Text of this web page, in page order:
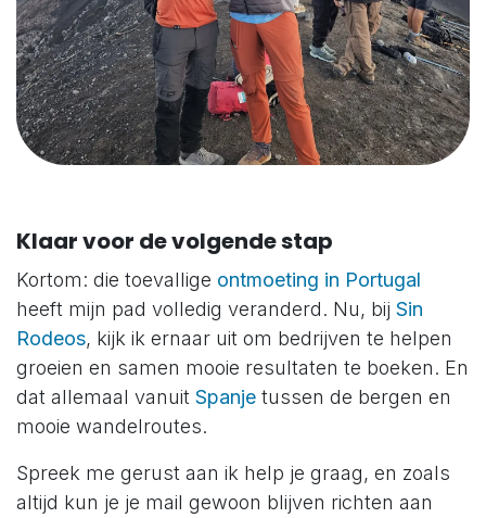
Klaar voor de volgende stap
Kortom: die toevallige ontmoeting in Portugal
heeft mijn pad volledig veranderd. Nu, bij Sin
Rodeos, kijk ik ernaar uit om bedrijven te helpen
groeien en samen mooie resultaten te boeken. En
dat allemaal vanuit Spanje tussen de bergen en
mooie wandelroutes.
Spreek me gerust aan ik help je graag, en zoals
altijd kun je je mail gewoon blijven richten aan